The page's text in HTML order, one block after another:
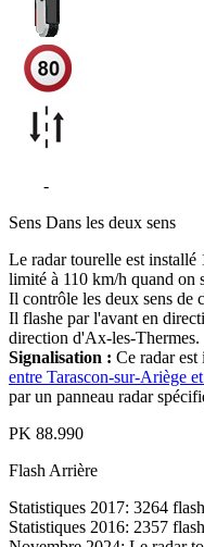
-
Sens Dans les deux sens
Le radar tourelle est installé
limité à 110 km/h quand on
Il contrôle les deux sens de
Il flashe par l'avant en
direction d'Ax-les-Thermes.
Signalisation : Ce radar
entre Tarascon-sur-Ariège
par un panneau radar
PK 88.990
Flash Arrière
Statistiques 2017: 3264
Statistiques 2016: 2357